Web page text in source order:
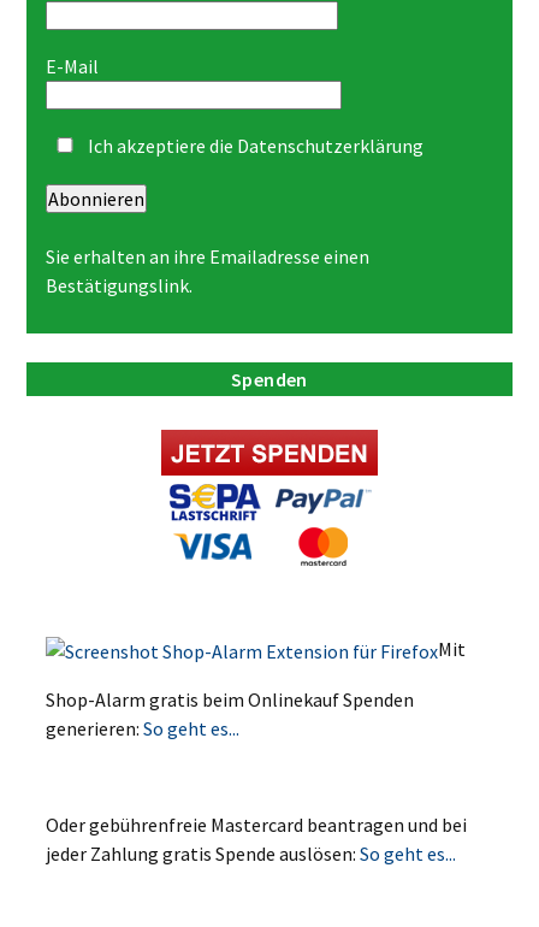
E-Mail
Ich akzeptiere die Datenschutzerklärung
Abonnieren
Sie erhalten an ihre Emailadresse einen
Bestätigungslink.
Spenden
Mit
Shop-Alarm gratis beim Onlinekauf Spenden
generieren:So geht es...
Oder gebührenfreie Mastercard beantragen und bei
jeder Zahlung gratis Spende auslösen:So geht es...